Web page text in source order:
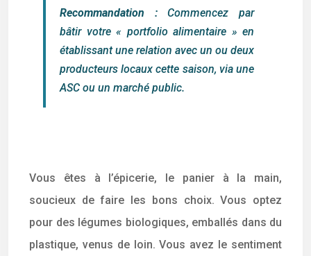
Recommandation :Commencez par
bâtir votre « portfolio alimentaire » en
établissant une relation avec un ou deux
producteurs locaux cette saison, via une
ASC ou un marché public.
Vous êtes à l’épicerie, le panier à la main,
soucieux de faire les bons choix. Vous optez
pour des légumes biologiques, emballés dans du
plastique, venus de loin. Vous avez le sentiment